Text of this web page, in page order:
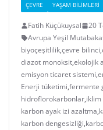
ÇEVRE YAŞAM BILIMLERI
Fatih Küçükuysal 20
Avrupa Yeşil
biyoçeşitlilik,çevre bilinci,
diazot monoksit,ekolojik
emisyon ticaret sistemi,
Enerji tüketimi,fermente
hidroflorokarbonlar,iklim
karbon ayak izi azaltma,
karbon dengesizliği,